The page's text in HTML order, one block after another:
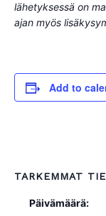
lähetyksessä on
ajan myös
Add to
TARKEMMAT
Päivämäärä: